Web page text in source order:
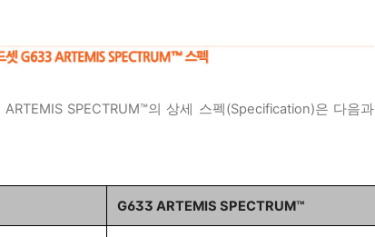
ARTEMIS SPECTRUM™의 상세 스펙(Specification)은 다음과
G633 ARTEMIS SPECTRUM™